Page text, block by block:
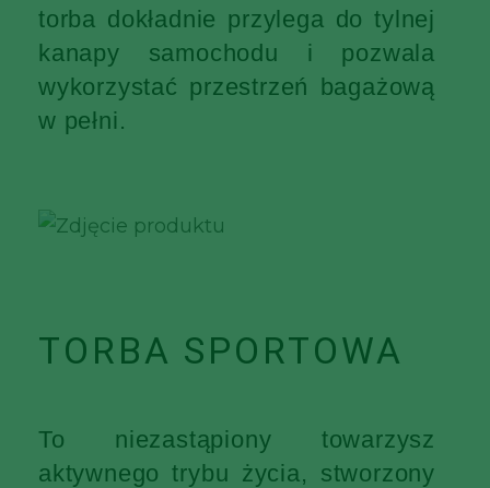
torba dokładnie przylega do tylnej
kanapy samochodu i pozwala
wykorzystać przestrzeń bagażową
w pełni.
TORBA SPORTOWA
To niezastąpiony towarzysz
aktywnego trybu życia, stworzony